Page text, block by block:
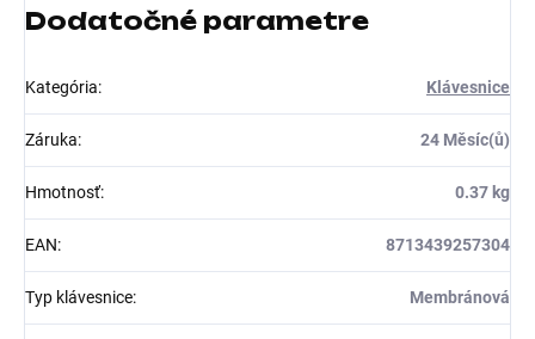
Dodatočné parametre
Kategória: Klávesnice
Záruka: 24 Měsíc(ů)
Hmotnosť: 0.37 kg
EAN: 8713439257304
Typ klávesnice: Membránová